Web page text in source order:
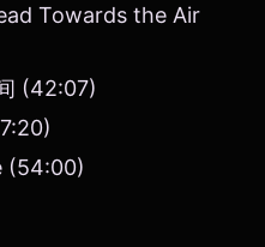
Towards the Air
(42:07)
(54:00)